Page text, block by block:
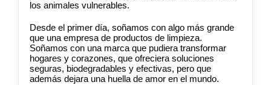
los animales vulnerables.
Desde el primer día, soñamos con algo más grande
que una empresa de productos de limpieza.
Soñamos con una marca que pudiera transformar
hogares y corazones, que ofreciera soluciones
seguras, biodegradables y efectivas, pero que
además dejara una huella de amor en el mundo.